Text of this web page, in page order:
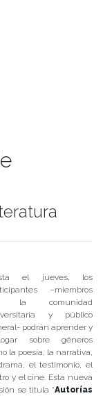
el jueves, los
–miembros
la comunidad
y público
podrán aprender y
sobre géneros
la poesía, la narrativa,
el testimonio, el
y el cine. Esta nueva
se titula “Autorías